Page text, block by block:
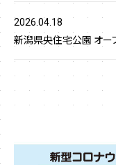
2026.04.18
新潟県央住宅公園 オー